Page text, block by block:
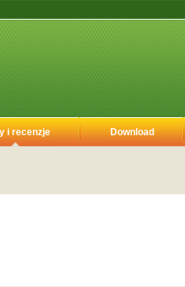
i recenzje Download